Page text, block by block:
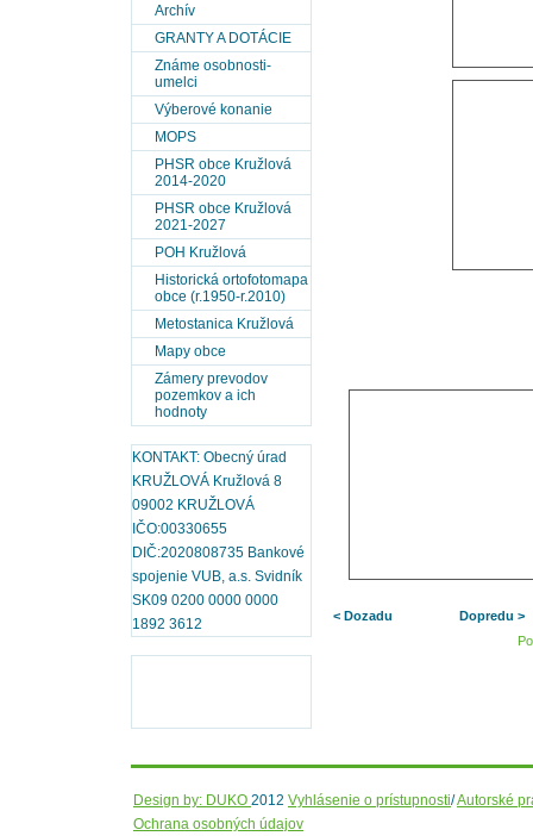
Archív
GRANTY A DOTÁCIE
Známe osobnosti-
umelci
Výberové konanie
MOPS
PHSR obce Kružlová
2014-2020
PHSR obce Kružlová
2021-2027
POH Kružlová
Historická ortofotomapa
obce (r.1950-r.2010)
Metostanica Kružlová
Mapy obce
Zámery prevodov
pozemkov a ich
hodnoty
KONTAKT: Obecný úrad
KRUŽLOVÁ Kružlová 8
09002 KRUŽLOVÁ
IČO:00330655
DIČ:2020808735 Bankové
spojenie VUB, a.s. Svidník
SK09 0200 0000 0000
1892 3612
< Dozadu
Dopredu >
Design by: DUKO 2012 Vyhlásenie o prístupnosti/Autorské
Ochrana osobných údajov